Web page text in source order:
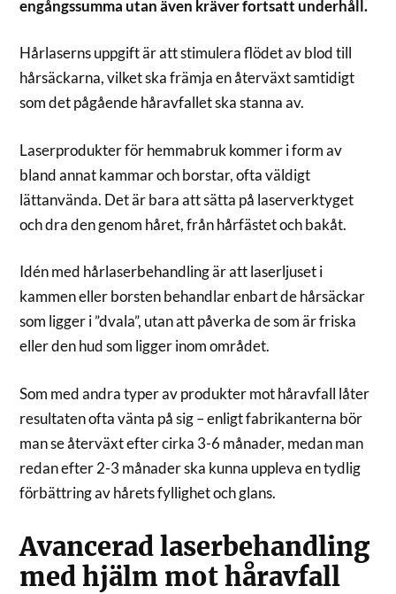
engångssumma utan även kräver fortsatt underhåll.
Hårlaserns uppgift är att stimulera flödet av blod till
hårsäckarna, vilket ska främja en återväxt samtidigt
som det pågående håravfallet ska stanna av.
Laserprodukter för hemmabruk kommer i form av
bland annat kammar och borstar, ofta väldigt
lättanvända. Det är bara att sätta på laserverktyget
och dra den genom håret, från hårfästet och bakåt.
Idén med hårlaserbehandling är att laserljuset i
kammen eller borsten behandlar enbart de hårsäckar
som ligger i ”dvala”, utan att påverka de som är friska
eller den hud som ligger inom området.
Som med andra typer av produkter mot håravfall låter
resultaten ofta vänta på sig – enligt fabrikanterna bör
man se återväxt efter cirka 3-6 månader, medan man
redan efter 2-3 månader ska kunna uppleva en tydlig
förbättring av hårets fyllighet och glans.
Avancerad laserbehandling
med hjälm mot håravfall